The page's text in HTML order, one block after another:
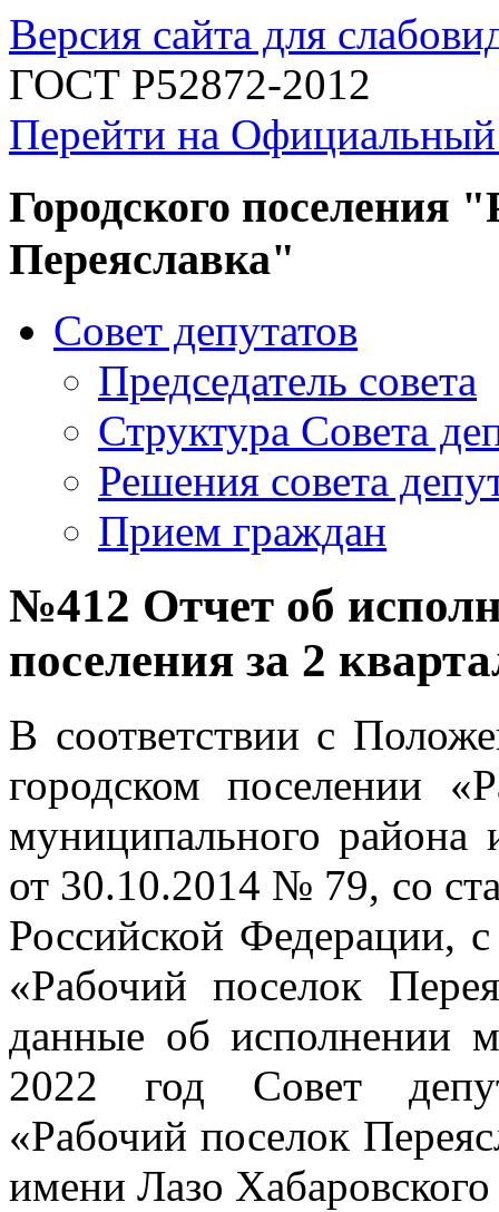
Версия сайта для
ГОСТ Р52872-2012
Перейти на
Городского поселения
Переяславка"
Совет депутатов
Председатель совета
Структура Совета
Решения совета
Прием граждан
№412 Отчет об
поселения за 2
В соответствии с
городском поселении
муниципального района
от 30.10.2014 № 79, со
Российской Федерации,
«Рабочий поселок
данные об исполнении
2022 год Совет
«Рабочий поселок
имени Лазо Хабаровского